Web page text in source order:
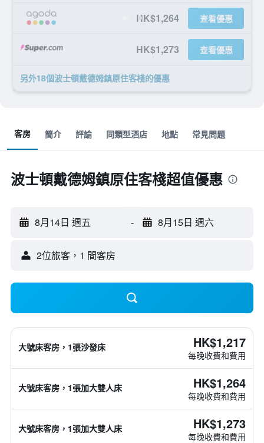
HK$1,264 查看優惠
HK$1,273 查看優惠
另外18個波士頓戴德姆鎮原住客棧​的優惠
客房 簡介 評論 同類型酒店 地點 常見問題
波士頓戴德姆鎮原住客棧超值優惠
8月14日 週五 - 8月15日 週六
2位旅客，1 間客房
大號床客房，1張沙發床 HK$1,217
每晚收費和費用
大號床客房，1張加大雙人床 HK$1,264
每晚收費和費用
大號床客房，1張加大雙人床 HK$1,273
每晚收費和費用